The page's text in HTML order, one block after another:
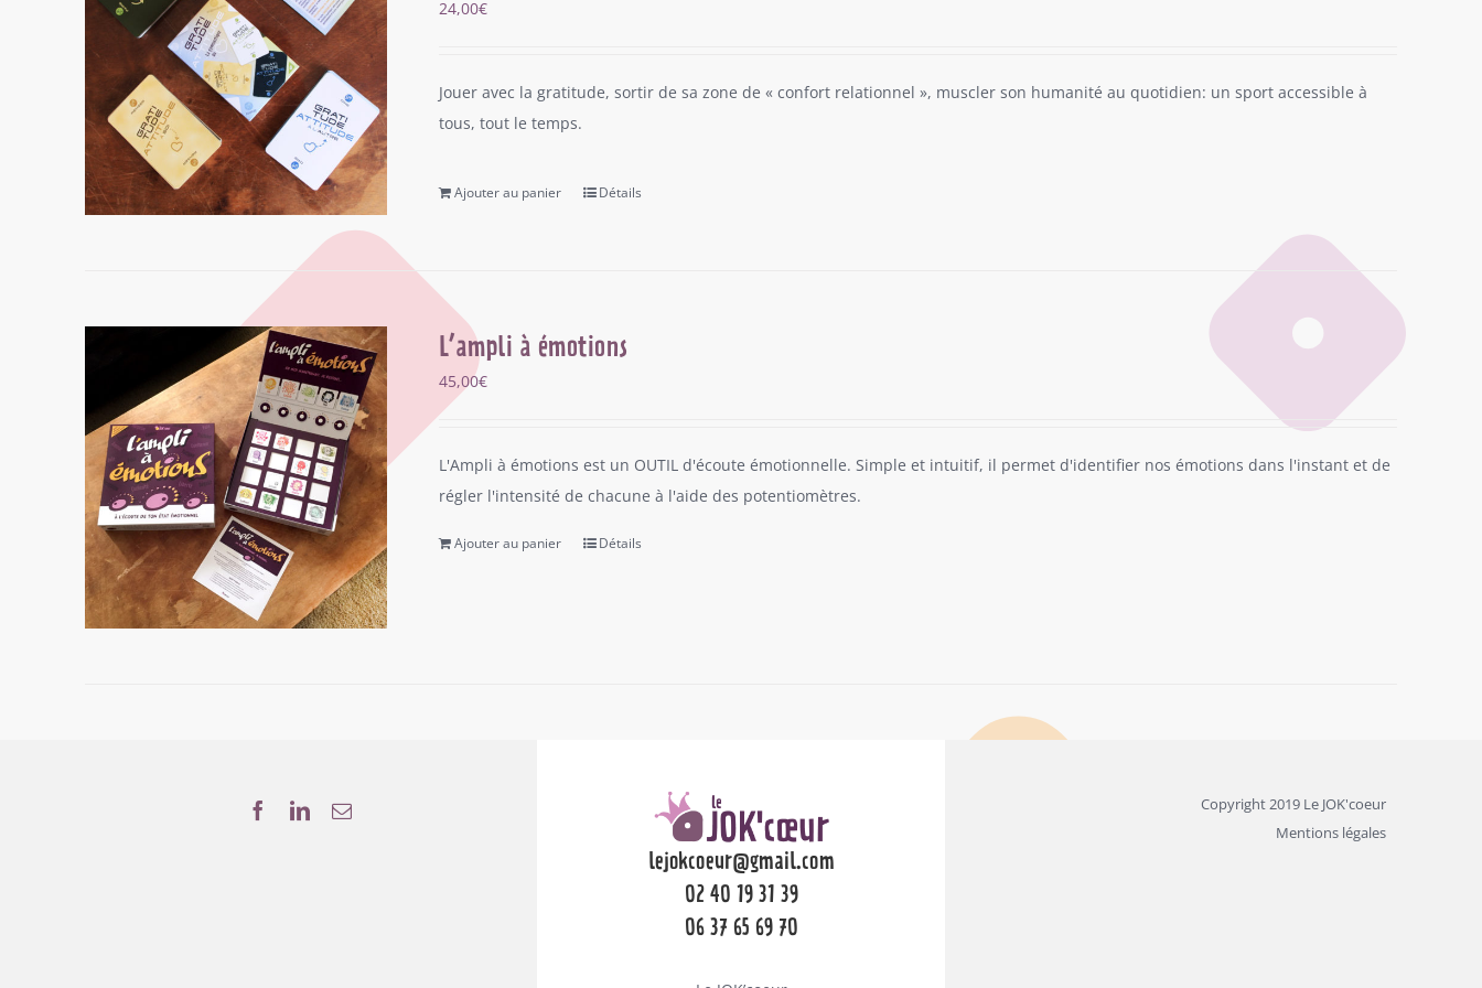
24,00€
Jouer avec la gratitude, sortir de sa zone de « confort relationnel », muscler son humanité au quotidien: un sport accessible à
tous, tout le temps.
Ajouter au panier Détails
L’ampli à émotions
45,00€
L'Ampli à émotions est un OUTIL d'écoute émotionnelle. Simple et intuitif, il permet d'identifier nos émotions dans l'instant et de
régler l'intensité de chacune à l'aide des potentiomètres.
Ajouter au panier Détails
lejokcoeur@gmail.com
02 40 19 31 39
06 37 65 69 70
Copyright 2019 Le JOK'coeur
Mentions légales